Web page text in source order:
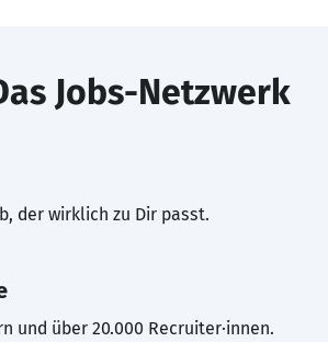
Jobs-Netzwerk
der wirklich zu Dir passt.
und über 20.000 Recruiter·innen.